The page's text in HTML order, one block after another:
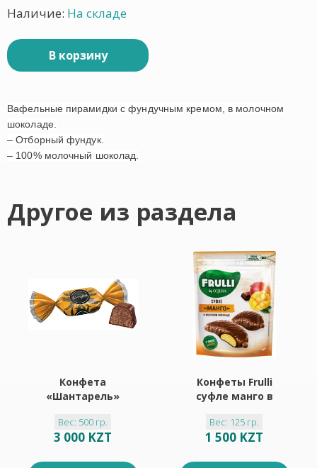
Наличие: На складе
В корзину
Вафельные пирамидки с фундучным кремом, в молочном
шоколаде.
– Отборный фундук.
– 100% молочный шоколад.
Другое из раздела
Конфета
«Шантарель»
Вес: 500 гр.
3 000 KZT
Конфеты Frulli
суфле манго в
125 г
Вес: 125 гр.
1 500 KZT